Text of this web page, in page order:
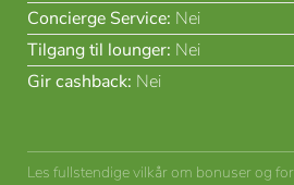
Concierge Service: Nei
Tilgang til lounger: Nei
Gir cashback: Nei
Les fullstendige vilkår om bonuser og